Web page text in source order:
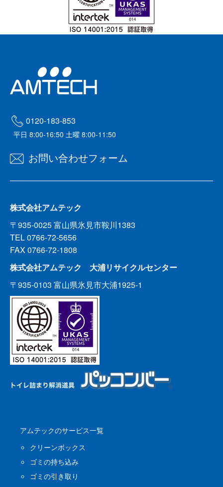
0120-183-853
平日 8:00-16:50 土曜 8:00-11:50
お問い合わせフォーム
株式会社アムテック
〒935-0025 富山県氷見市鞍川1383
TEL 0766-72-5656
FAX 0766-72-1808
株式会社アムテック 大浦リサイクルセンター
〒935-0103 富山県氷見市大浦1925-1
アムテックのサービス一覧
クリーンボックス
ゴミの持ち込み
ゴミの引き取り